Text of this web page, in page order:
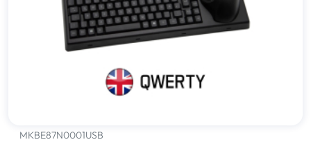
MKBE87N0001USB